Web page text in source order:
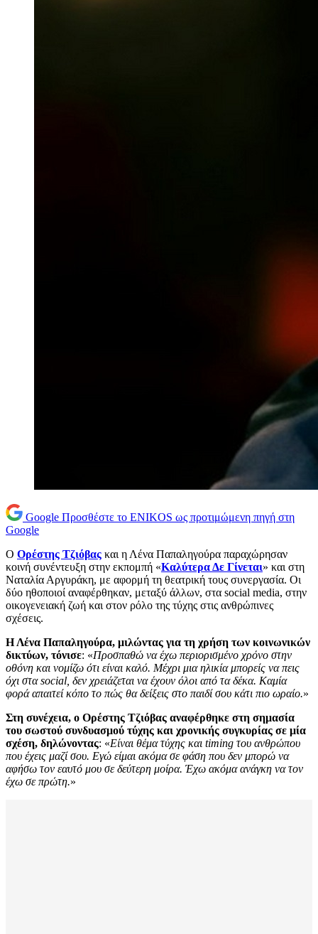
Google Προσθέστε το ENIKOS ως προτιμώμενη πηγή στη
Google
Ο Ορέστης Τζιόβας και η Λένα Παπαληγούρα παραχώρησαν
κοινή συνέντευξη στην εκπομπή «Καλύτερα Δε Γίνεται» και στη
Ναταλία Αργυράκη, με αφορμή τη θεατρική τους συνεργασία. Οι
δύο ηθοποιοί αναφέρθηκαν, μεταξύ άλλων, στα social media, στην
οικογενειακή ζωή και στον ρόλο της τύχης στις ανθρώπινες
σχέσεις.
Η Λένα Παπαληγούρα, μιλώντας για τη χρήση των κοινωνικών
δικτύων, τόνισε: «Προσπαθώ να έχω περιορισμένο χρόνο στην
οθόνη και νομίζω ότι είναι καλό. Μέχρι μια ηλικία μπορείς να πεις
όχι στα social, δεν χρειάζεται να έχουν όλοι από τα δέκα. Καμία
φορά απαιτεί κόπο το πώς θα δείξεις στο παιδί σου κάτι πιο ωραίο.»
Στη συνέχεια, ο Ορέστης Τζιόβας αναφέρθηκε στη σημασία
του σωστού συνδυασμού τύχης και χρονικής συγκυρίας σε μία
σχέση, δηλώνοντας: «Είναι θέμα τύχης και timing του ανθρώπου
που έχεις μαζί σου. Εγώ είμαι ακόμα σε φάση που δεν μπορώ να
αφήσω τον εαυτό μου σε δεύτερη μοίρα. Έχω ακόμα ανάγκη να τον
έχω σε πρώτη.»